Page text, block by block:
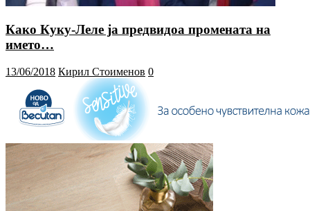
Како Куку-Леле ја предвидоа промената на
името…
13/06/2018 Кирил Стоименов 0